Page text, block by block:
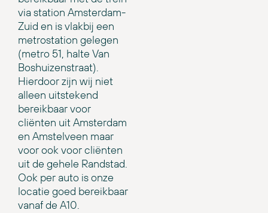
via station Amsterdam-
Zuid en is vlakbij een
metrostation gelegen
(metro 51, halte Van
Boshuizenstraat).
Hierdoor zijn wij niet
alleen uitstekend
bereikbaar voor
cliënten uit Amsterdam
en Amstelveen maar
voor ook voor cliënten
uit de gehele Randstad.
Ook per auto is onze
locatie goed bereikbaar
vanaf de A10.